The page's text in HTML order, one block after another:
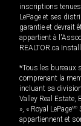
inscriptions tenues
LePage et ses
garantie et devrait
appartient à
REALTOR.ca
*Tous les bureaux
comprenant la
incluant sa
Valley Real Estate,
», « Royal LePageMD
appartiennent et